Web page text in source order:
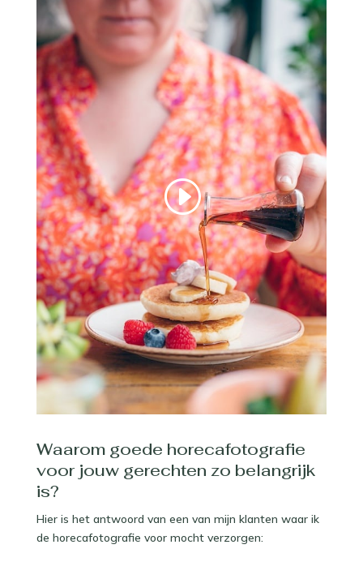
Waarom goede horecafotografie
voor jouw gerechten zo belangrijk
is?
Hier is het antwoord van een van mijn klanten waar ik
de horecafotografie voor mocht verzorgen: ⁠